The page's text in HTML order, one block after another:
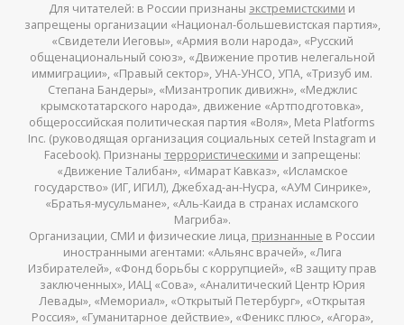
Для читателей: в России признаны экстремистскими и
запрещены организации «Национал-большевистская партия»,
«Свидетели Иеговы», «Армия воли народа», «Русский
общенациональный союз», «Движение против нелегальной
иммиграции», «Правый сектор», УНА-УНСО, УПА, «Тризуб им.
Степана Бандеры», «Мизантропик дивижн», «Меджлис
крымскотатарского народа», движение «Артподготовка»,
общероссийская политическая партия «Воля», Meta Platforms
Inc. (руководящая организация социальных сетей Instagram и
Facebook). Признаны террористическими и запрещены:
«Движение Талибан», «Имарат Кавказ», «Исламское
государство» (ИГ, ИГИЛ), Джебхад-ан-Нусра, «АУМ Синрике»,
«Братья-мусульмане», «Аль-Каида в странах исламского
Магриба».
Организации, СМИ и физические лица, признанные в России
иностранными агентами: «Альянс врачей», «Лига
Избирателей», «Фонд борьбы с коррупцией», «В защиту прав
заключенных», ИАЦ «Сова», «Аналитический Центр Юрия
Левады», «Мемориал», «Открытый Петербург», «Открытая
Россия», «Гуманитарное действие», «Феникс плюс», «Агора»,